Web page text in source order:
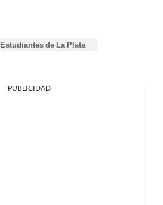
Estudiantes de La Plata
PUBLICIDAD